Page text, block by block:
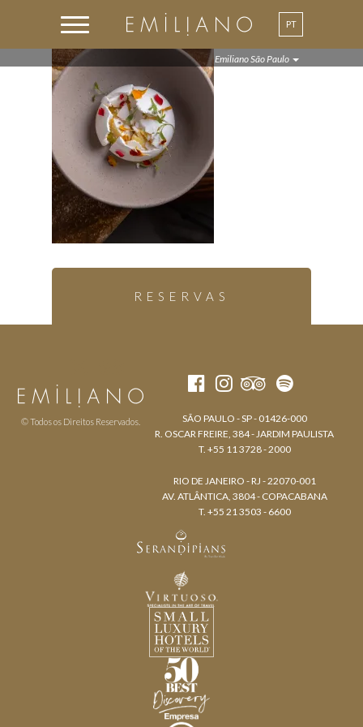
PT
EN
Emiliano São Paulo
RESERVAS
© Todos os Direitos Reservados.
SÃO PAULO - SP - 01426-000
R. OSCAR FREIRE, 384 - JARDIM PAULISTA
T. +55 11 3728 - 2000
RIO DE JANEIRO - RJ - 22070-001
AV. ATLÂNTICA, 3804 - COPACABANA
T. +55 21 3503 - 6600